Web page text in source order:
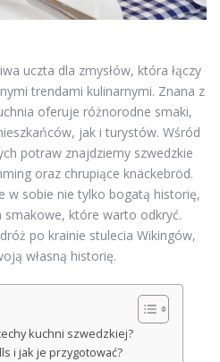
uczta dla zmysłów, która łączy
trendami kulinarnymi. Znana z
oferuje różnorodne smaki,
jak i turystów. Wśród
potraw znajdziemy szwedzkie
oraz chrupiące knäckebröd.
w sobie nie tylko bogatą historię,
smakowe, które warto odkryć.
po krainie stulecia Wikingów,
własną historię.
kuchni szwedzkiej?
i jak je przygotować?